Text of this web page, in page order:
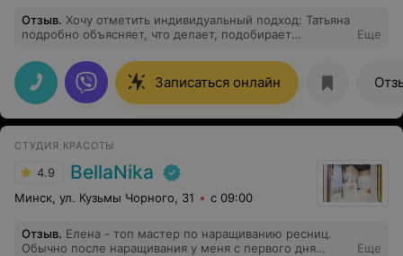
Отзыв. Хочу отметить индивидуальный подход: Татьяна
подробно объясняет, что делает, подобирает
кабинете очень уютная, чисто, всё располагает к
расслаблению.
Еще
Записаться онлайн
СТУДИЯ КРАСОТЫ
4.9 BellaNika
Минск, ул. Кузьмы Чорного, 31 с 09:00
Отзыв. Елена - топ мастер по наращиванию ресниц.
Обычно после наращивания у меня с первого дня
Еще